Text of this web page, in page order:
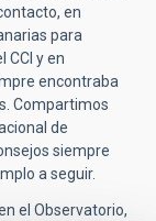
en
para
CCI y en
encontraba
Compartimos
de
siempre
a seguir.
el Observatorio,